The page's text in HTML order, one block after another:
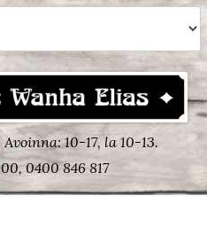
10-17, la 10-13.
0400 846 817